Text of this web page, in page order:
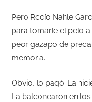
Pero Rocío Nahle
para tomarle el pelo
peor gazapo de
memoria.
Obvio, lo pagó. La
La balconearon en